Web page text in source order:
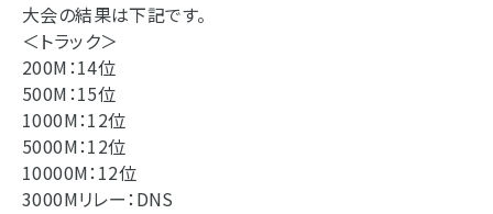
大会の結果は下記です。
＜トラック＞
200M：14位
500M：15位
1000M：12位
5000M：12位
10000M：12位
3000Mリレー：DNS